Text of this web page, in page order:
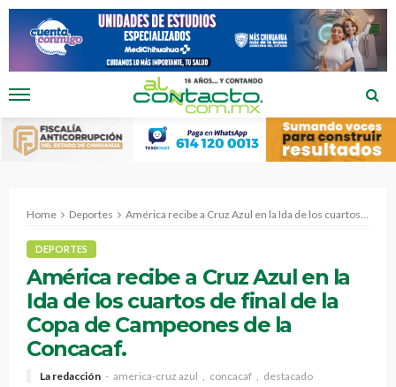
Home Deportes América recibe a Cruz Azul en la Ida de los cuartos de final de la Copa de Campeones de la Concacaf.
DEPORTES
América recibe a Cruz Azul en la
Ida de los cuartos de final de la
Copa de Campeones de la
Concacaf.
La redacción america-cruz azul concacaf destacado